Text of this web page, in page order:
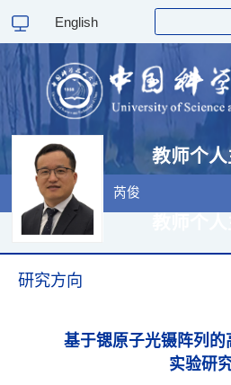
English
教师个
芮俊
研究方向
基于锶原子光镊阵列
实验研